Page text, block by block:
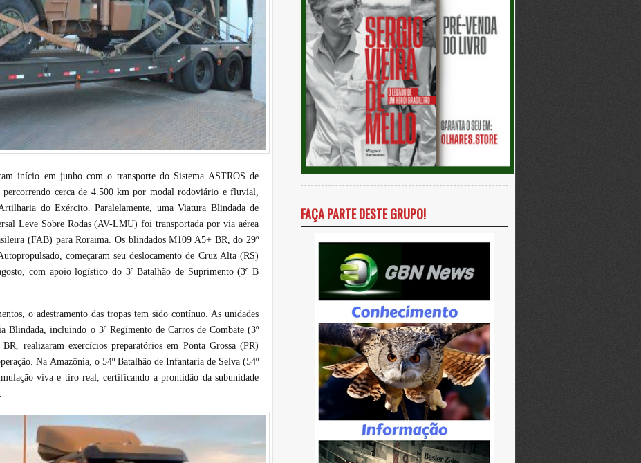
início em junho com o transporte do Sistema ASTROS de
cerca de 4.500 km por modal rodoviário e fluvial,
do Exército. Paralelamente, uma Viatura Blindada de
Leve Sobre Rodas (AV-LMU) foi transportada por via aérea
(FAB) para Roraima. Os blindados M109 A5+ BR, do 29º
começaram seu deslocamento de Cruz Alta (RS)
com apoio logístico do 3º Batalhão de Suprimento (3º B
o adestramento das tropas tem sido contínuo. As unidades
Blindada, incluindo o 3º Regimento de Carros de Combate (3º
realizaram exercícios preparatórios em Ponta Grossa (PR)
Na Amazônia, o 54º Batalhão de Infantaria de Selva (54º
viva e tiro real, certificando a prontidão da subunidade
FAÇA PARTE DESTE GRUPO!